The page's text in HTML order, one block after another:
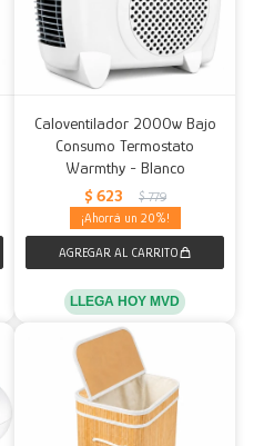
Caloventilador 2000w Bajo
Consumo Termostato
Warmthy - Blanco
$ 623 $ 779
20
LLEGA HOY MVD